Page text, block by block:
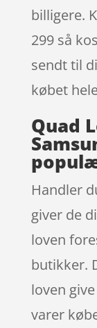
billigere.
299 så
sendt til
købet
Quad
Handler
giver de
loven
butikker.
loven
varer